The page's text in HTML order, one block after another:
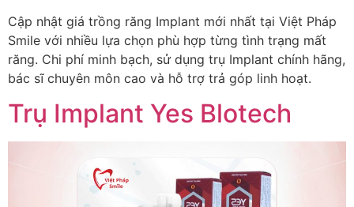
Cập nhật giá trồng răng Implant mới nhất tại Việt Pháp
Smile với nhiều lựa chọn phù hợp từng tình trạng mất
răng. Chi phí minh bạch, sử dụng trụ Implant chính hãng,
bác sĩ chuyên môn cao và hỗ trợ trả góp linh hoạt.
Trụ Implant Yes Blotech